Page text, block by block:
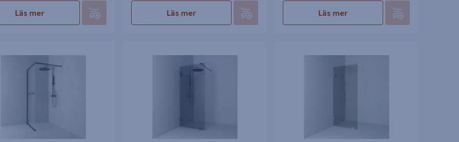
Läs mer Läs mer Läs mer
BL SVART LINJEGLAS HYLLA 80
SVART RÖK 98X200X0,8CM
KROM BRONSGLAS 78X200X0,8CM